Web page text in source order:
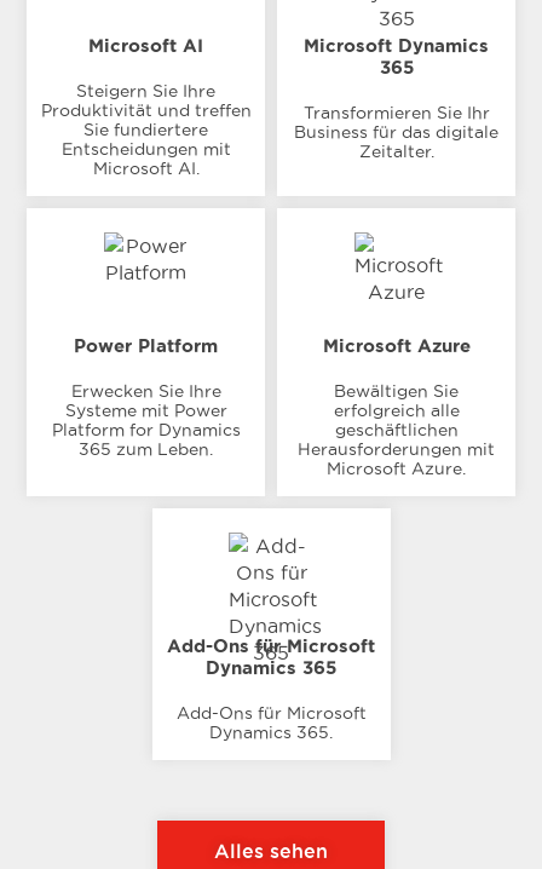
Microsoft AI
Steigern Sie Ihre
Produktivität und treffen
Sie fundiertere
Entscheidungen mit
Microsoft AI.
Microsoft Dynamics
365
Transformieren Sie Ihr
Business für das digitale
Zeitalter.
Power Platform
Erwecken Sie Ihre
Systeme mit Power
Platform for Dynamics
365 zum Leben.
Microsoft Azure
Bewältigen Sie
erfolgreich alle
geschäftlichen
Herausforderungen mit
Microsoft Azure.
Add-Ons für Microsoft
Dynamics 365
Add-Ons für Microsoft
Dynamics 365.
Alles sehen